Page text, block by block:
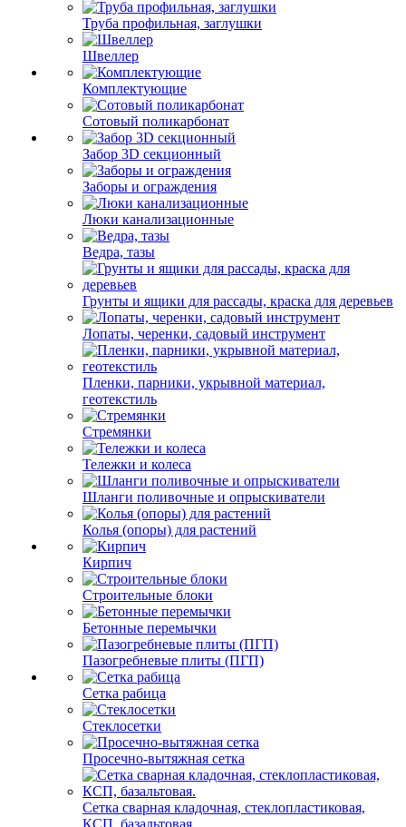
Труба профильная, заглушки
Швеллер
Комплектующие
Сотовый поликарбонат
Забор 3D секционный
Заборы и ограждения
Люки канализационные
Ведра, тазы
Грунты и ящики для рассады, краска для деревьев
Лопаты, черенки, садовый инструмент
Пленки, парники, укрывной материал,
геотекстиль
Стремянки
Тележки и колеса
Шланги поливочные и опрыскиватели
Колья (опоры) для растений
Кирпич
Строительные блоки
Бетонные перемычки
Пазогребневые плиты (ПГП)
Сетка рабица
Стеклосетки
Просечно-вытяжная сетка
Сетка сварная кладочная, стеклопластиковая,
КСП, базальтовая.